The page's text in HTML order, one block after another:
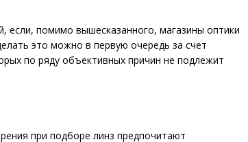
помимо вышесказанного, магазины оптики
это можно в первую очередь за счет
по ряду объективных причин не подлежит
при подборе линз предпочитают